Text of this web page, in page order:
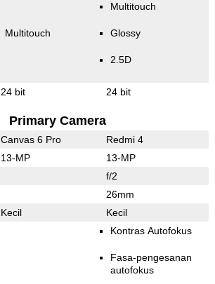
Multitouch
Multitouch
Glossy
2.5D
24 bit 24 bit
Primary Camera
Canvas 6 Pro Redmi 4
13-MP 13-MP
f/2
26mm
Kecil Kecil
Kontras Autofokus
Fasa-pengesanan
autofokus